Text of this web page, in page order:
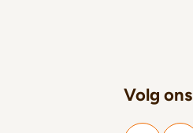
Volg ons